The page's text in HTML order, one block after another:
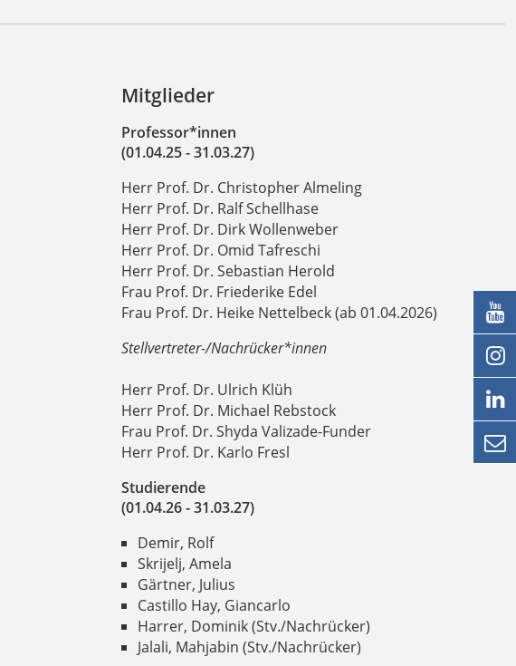
Mitglieder
Professor*innen
(01.04.25 - 31.03.27)
Herr Prof. Dr. Christopher Almeling
Herr Prof. Dr. Ralf Schellhase
Herr Prof. Dr. Dirk Wollenweber
Herr Prof. Dr. Omid Tafreschi
Herr Prof. Dr. Sebastian Herold
Frau Prof. Dr. Friederike Edel
Frau Prof. Dr. Heike Nettelbeck (ab 01.04.2026)
Stellvertreter-/Nachrücker*innen
Herr Prof. Dr. Ulrich Klüh
Herr Prof. Dr. Michael Rebstock
Frau Prof. Dr. Shyda Valizade-Funder
Herr Prof. Dr. Karlo Fresl
Studierende
(01.04.26 - 31.03.27)
Demir, Rolf
Skrijelj, Amela
Gärtner, Julius
Castillo Hay, Giancarlo
Harrer, Dominik (Stv./Nachrücker)
Jalali, Mahjabin (Stv./Nachrücker)



